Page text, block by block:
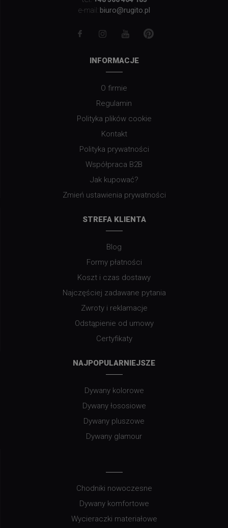
e-mail: biuro@rugito.pl
INFORMACJE
O firmie
Regulamin
Polityka plików cookie
Kontakt
Polityka prywatności
Współpraca B2B
Jak kupować?
Zmień ustawienia prywatności
STREFA KLIENTA
Blog
Formy płatności
Koszt i czas dostawy
Najczęściej zadawane pytania
Zwroty i reklamacje
Odstąpienie od umowy
Certyfikaty
NAJPOPULARNIEJSZE
Dywany kolorowe
Dywany łososiowe
Dywany pluszowe
Dywany glamour
Chodniki nowoczesne
Dywany komfortowe
Wycieraczki materiałowe